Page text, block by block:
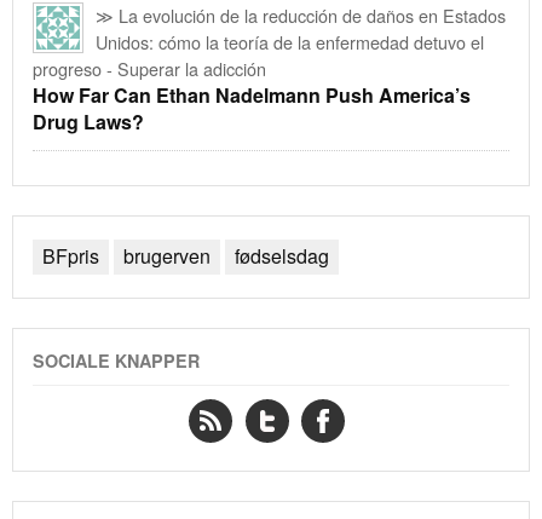
≫ La evolución de la reducción de daños en Estados
Unidos: cómo la teoría de la enfermedad detuvo el
progreso - Superar la adicción
How Far Can Ethan Nadelmann Push America’s
Drug Laws?
BFpris brugerven fødselsdag
SOCIALE KNAPPER